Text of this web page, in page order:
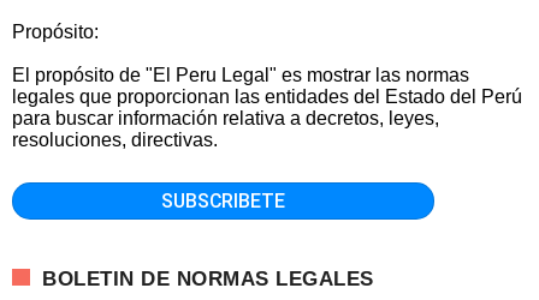
Propósito:
El propósito de "El Peru Legal" es mostrar las normas
legales que proporcionan las entidades del Estado del Perú
para buscar información relativa a decretos, leyes,
resoluciones, directivas.
BOLETIN DE NORMAS LEGALES